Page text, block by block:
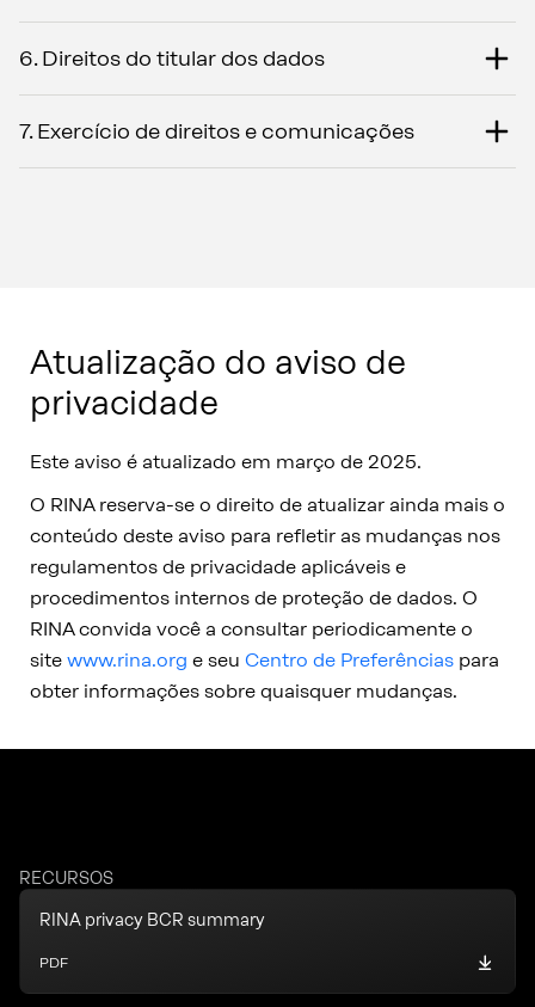
6. Direitos do titular dos dados
7. Exercício de direitos e comunicações
Atualização do aviso de
privacidade
Este aviso é atualizado em março de 2025.
O RINA reserva-se o direito de atualizar ainda mais o
conteúdo deste aviso para refletir as mudanças nos
regulamentos de privacidade aplicáveis e
procedimentos internos de proteção de dados. O
RINA convida você a consultar periodicamente o
site www.rina.org e seu Centro de Preferências para
obter informações sobre quaisquer mudanças.
RECURSOS
RINA privacy BCR summary
PDF